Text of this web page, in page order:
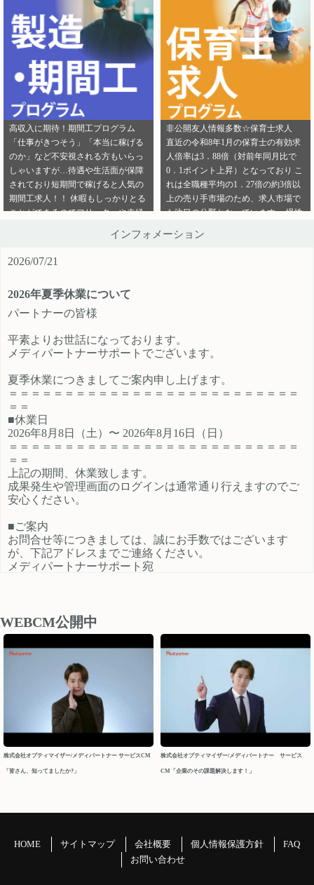
「お申込みはこちら」からご登録時
のプロフィール欄に注目のカテゴリ
を見たという旨をご入力ください。
メディパートナーにご登録いただい
ているアフィリエイター様は「お問
い合わせはこちら」からご連絡くだ
さい。
をくみ取って家づくりをサポ―トし
てくれます。 新規でご登録いただく
アフィリエイター様は「お申込みは
こちら」からご登録時のプロフィー
ル欄に注目のカテゴリを見たという
旨をご入力ください。 メディパート
ナーにご登録いただいているアフィ
リエイター様は「お問い合わせはこ
ちら」からご連絡ください。
高収入に期待！期間工プログラム
「仕事がきつそう」「本当に稼げる
のか」など不安視される方もいらっ
しゃいますが…待遇や生活面が保障
されており短期間で稼げると人気の
期間工求人！！ 休暇もしっかりとる
ことができるのでフリーターや未経
新規でご登録いただくアフィリエイ
ださい。 メディパートナーにご登録
いただいているアフィリエイター様
連絡ください。
非公開友人情報多数☆保育士求人
直近の令和8年1月の保育士の有効求
人倍率は3．88倍（対前年同月比で
0．1ポイント上昇）となっており こ
れは全職種平均の1．27倍の約3倍以
上の売り手市場のため、求人市場で
も注目の分野となっています。 慢性
採用というスタイルの保育園も増え
ール欄に注目のカテゴリを見たとい
う旨をご入力ください。 メディパー
ィリエイター様は「お問い合わせは
こちら」からご連絡ください。
インフォメーション
2026/07/21
2026年夏季休業について
パートナーの皆様
平素よりお世話になっております。
メディパートナーサポートでございます。
夏季休業につきましてご案内申し上げます。
＝＝＝＝＝＝＝＝＝＝＝＝＝＝＝＝＝＝＝＝＝＝＝＝＝＝
＝＝
■休業日
2026年8月8日（土）〜 2026年8月16日（日）
＝＝＝＝＝＝＝＝＝＝＝＝＝＝＝＝＝＝＝＝＝＝＝＝＝＝
＝＝
上記の期間、休業致します。
成果発生や管理画面のログインは通常通り行えますのでご
安心ください。
■ご案内
お問合せ等につきましては、誠にお手数ではございます
が、下記アドレスまでご連絡ください。
メディパートナーサポート宛
後、順次確認し対応させていただきます。
以上、ご迷惑をお掛け致しますが、どうぞよろしくお願い
申し上げます。
今後ともメディパートナーを何卒よろしくお願いいたしま
メディパートナーサポート
2026/04/10
ートでございます。
GW休業につきましてご案内申し上げます。
WEBCM公開中
株式会社オプティマイザー/メディパートナー サービスCM
「皆さん、知ってましたか?」
株式会社オプティマイザー/メディパートナー サービス
CM「企業のその課題解決します！」
HOME サイトマップ 会社概要 個人情報保護方針
FAQ
お問い合わせ